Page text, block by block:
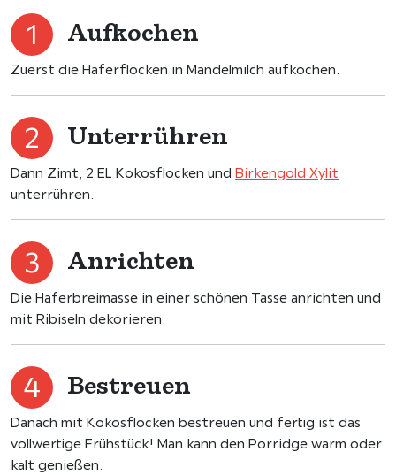
Aufkochen
Zuerst die Haferflocken in Mandelmilch aufkochen.
Unterrühren
Dann Zimt, 2 EL Kokosflocken und Birkengold Xylit
unterrühren.
Anrichten
Die Haferbreimasse in einer schönen Tasse anrichten und
mit Ribiseln dekorieren.
Bestreuen
Danach mit Kokosflocken bestreuen und fertig ist das
vollwertige Frühstück! Man kann den Porridge warm oder
kalt genießen.